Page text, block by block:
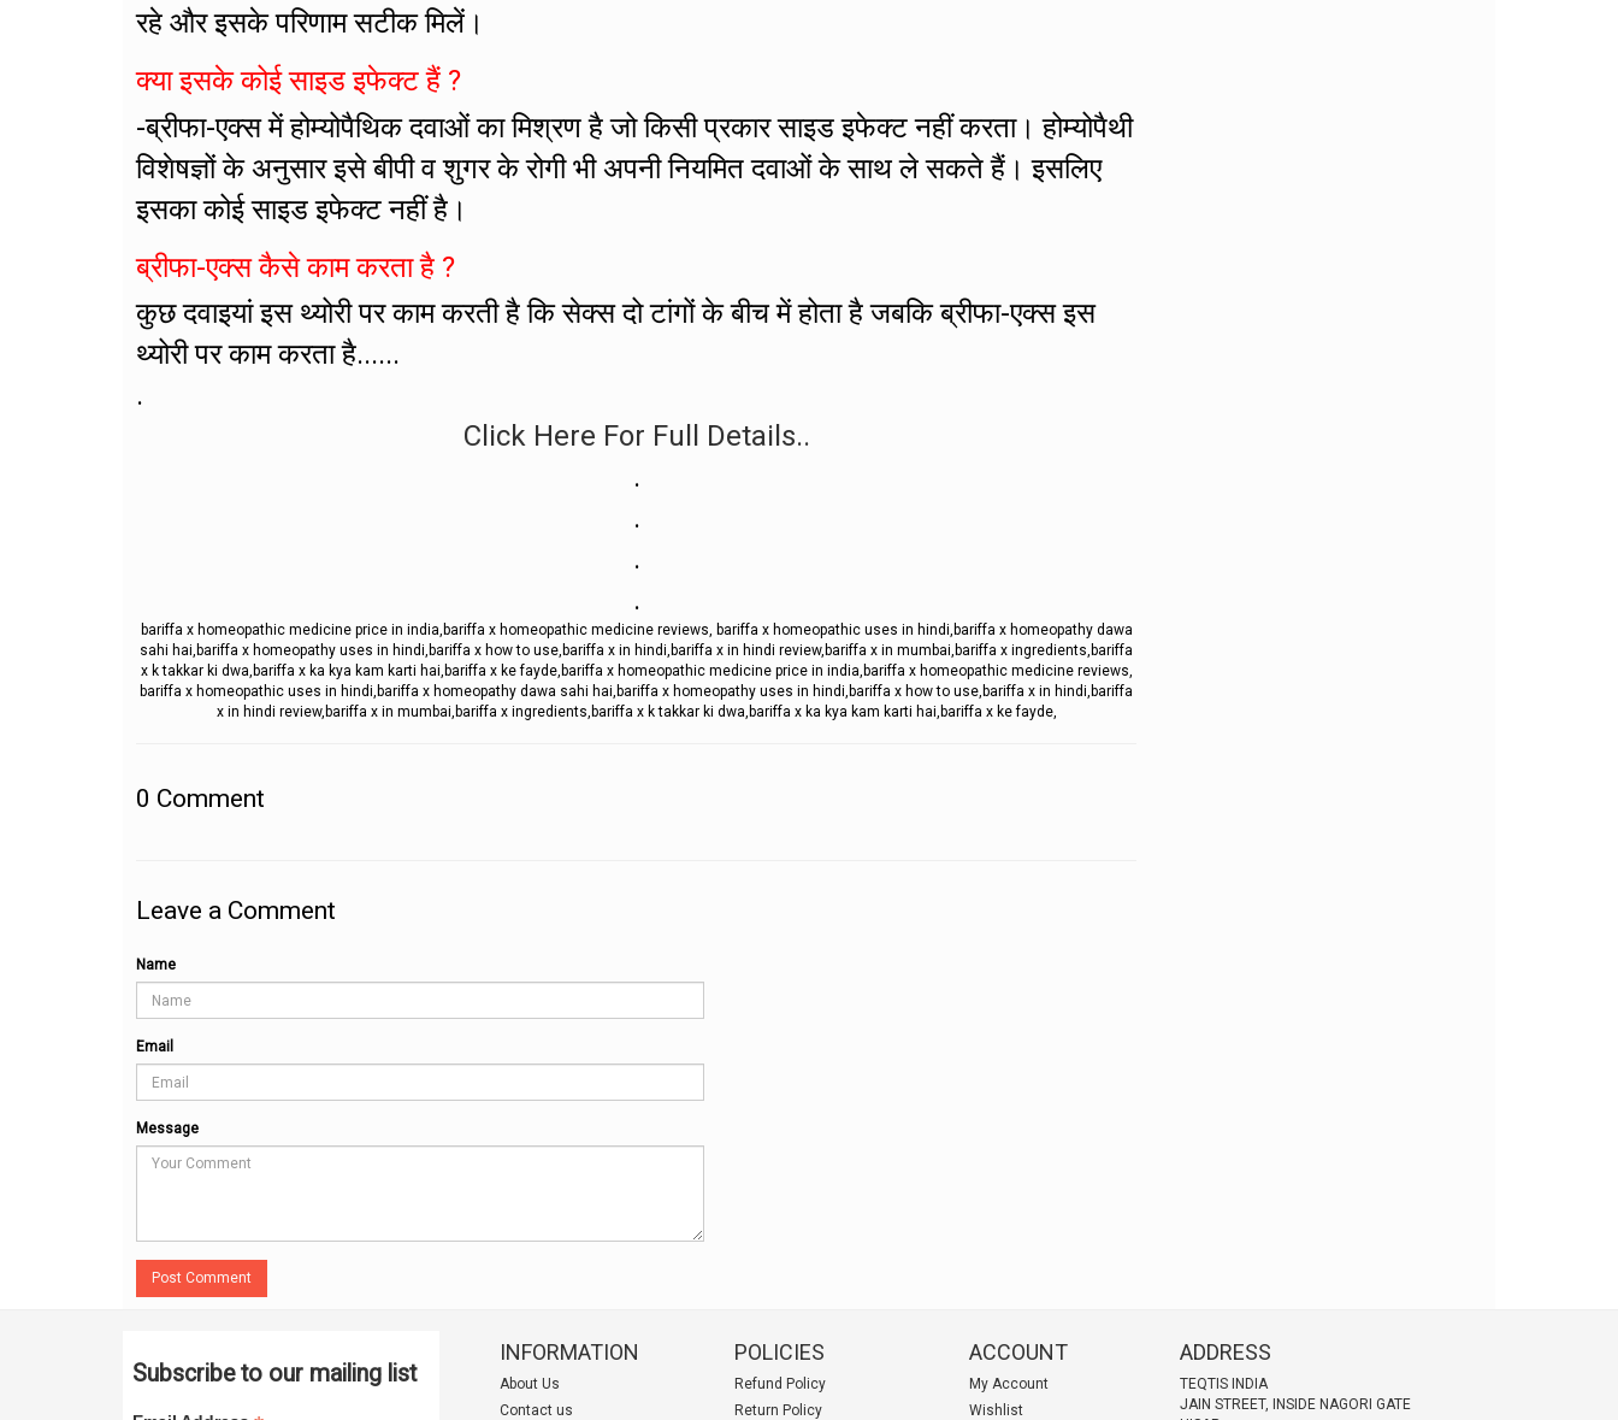
रहे और इसके परिणाम सटीक मिलें।
क्या इसके कोई साइड इफेक्ट हैं ?
-ब्रीफा-एक्स में होम्योपैथिक दवाओं का मिश्रण है जो किसी प्रकार साइड इफेक्ट नहीं करता। होम्योपैथी
विशेषज्ञों के अनुसार इसे बीपी व शुगर के रोगी भी अपनी नियमित दवाओं के साथ ले सकते हैं। इसलिए
इसका कोई साइड इफेक्ट नहीं है।
ब्रीफा-एक्स कैसे काम करता है ?
कुछ दवाइयां इस थ्योरी पर काम करती है कि सेक्स दो टांगों के बीच में होता है जबकि ब्रीफा-एक्स इस
थ्योरी पर काम करता है......
.
Click Here For Full Details..
.
.
.
.
bariffa x homeopathic medicine price in india,bariffa x homeopathic medicine reviews, bariffa x homeopathic uses in hindi,bariffa x homeopathy dawa
sahi hai,bariffa x homeopathy uses in hindi,bariffa x how to use,bariffa x in hindi,bariffa x in hindi review,bariffa x in mumbai,bariffa x ingredients,bariffa
x k takkar ki dwa,bariffa x ka kya kam karti hai,bariffa x ke fayde,bariffa x homeopathic medicine price in india,bariffa x homeopathic medicine reviews,
bariffa x homeopathic uses in hindi,bariffa x homeopathy dawa sahi hai,bariffa x homeopathy uses in hindi,bariffa x how to use,bariffa x in hindi,bariffa
x in hindi review,bariffa x in mumbai,bariffa x ingredients,bariffa x k takkar ki dwa,bariffa x ka kya kam karti hai,bariffa x ke fayde,
0 Comment
Leave a Comment
Name
Email
Message
Post Comment
Subscribe to our mailing list
INFORMATION
About Us
Contact us
POLICIES
Refund Policy
Return Policy
ACCOUNT
My Account
Wishlist
ADDRESS
TEQTIS INDIA
JAIN STREET, INSIDE NAGORI GATE